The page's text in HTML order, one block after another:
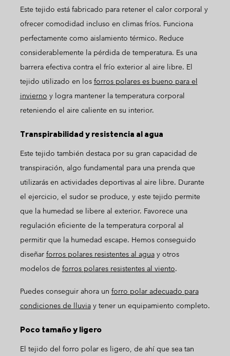
Este tejido está fabricado para retener el calor corporal y
ofrecer comodidad incluso en climas fríos. Funciona
perfectamente como aislamiento térmico. Reduce
considerablemente la pérdida de temperatura. Es una
barrera efectiva contra el frío exterior al aire libre. El
tejido utilizado en los forros polares es bueno para el
invierno y logra mantener la temperatura corporal
reteniendo el aire caliente en su interior.
Transpirabilidad y resistencia al agua
Este tejido también destaca por su gran capacidad de
transpiración, algo fundamental para una prenda que
utilizarás en actividades deportivas al aire libre. Durante
el ejercicio, el sudor se produce, y este tejido permite
que la humedad se libere al exterior. Favorece una
regulación eficiente de la temperatura corporal al
permitir que la humedad escape. Hemos conseguido
diseñar forros polares resistentes al aguay otros
modelos de forros polares resistentes al viento.
Puedes conseguir ahora un forro polar adecuado para
condiciones de lluviay tener un equipamiento completo.
Poco tamaño y ligero
El tejido del forro polar es ligero, de ahí que sea tan